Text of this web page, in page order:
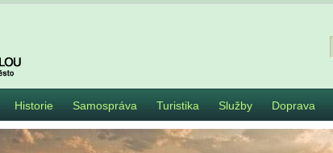
Historie Samospráva Turistika Služby Doprava